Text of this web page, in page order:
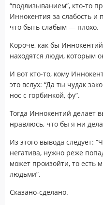
“подлизыванием”, кто-то
Иннокентия за слабость и
что быть слабым — плохо.
Короче, как бы
находятся люди, которым
И вот кто-то, кому
это вслух: “Да ты чудак
нос с горбинкой, фу”.
Тогда Иннокентий делает
нравлюсь, что бы я ни
Из этого вывода следует:
негатива, нужно реже
может произойти, то есть
людьми”.
Сказано-сделано.